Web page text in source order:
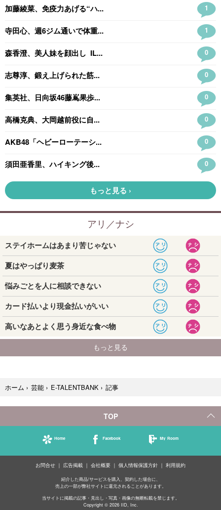
ホーム › 芸能 › E-TALENTBANK › 記事
TOP
Home Facebook My Room
お問合せ 広告掲載 会社概要 個人情報保護方針 利用規約
紹介した商品/サービスを購入、契約した場合に、
売上の一部が弊社サイトに還元されることがあります。
当サイトに掲載の記事・見出し・写真・画像の無断転載を禁じます。
Copyright © 2026 IID, Inc.